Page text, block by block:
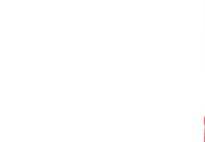
合作、投
家免费提供大